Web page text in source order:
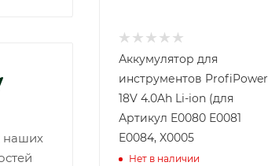
Аккумулятор для
инструментов ProfiPower
18V 4.0Ah Li-ion (для
Артикул E0080 E0081
E0084, X0005
Нет в наличии
наших